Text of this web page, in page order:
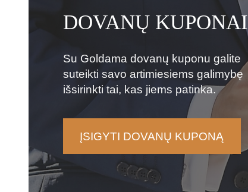
DOVANŲ KUPONAI
Su Goldama dovanų kuponu galite
suteikti savo artimiesiems galimybę
išsirinkti tai, kas jiems patinka.
ĮSIGYTI DOVANŲ KUPONĄ